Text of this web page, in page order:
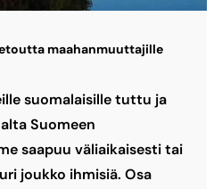
maahanmuuttajille
suomalaisille tuttu ja
Suomeen
saapuu väliaikaisesti tai
joukko ihmisiä. Osa